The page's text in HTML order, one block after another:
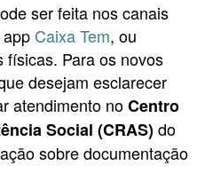
ser feita nos canais
Caixa Tem, ou
físicas. Para os novos
desejam esclarecer
atendimento noCentro
Social (CRAS)do
sobre documentação